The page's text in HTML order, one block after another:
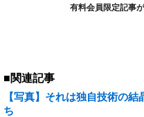
有料会員限定記事
■関連記事
【写真】それは独自技術の
ち